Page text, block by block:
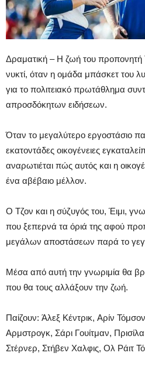
Δραματική – Η ζωή του προπονητή
νυκτί, όταν η ομάδα μπάσκετ του
για το πολιτειακό πρωτάθλημα
απροσδόκητων ειδήσεων.
Όταν το μεγαλύτερο εργοστάσιο
εκατοντάδες οικογένειες
αναρωτιέται πώς αυτός και η
ένα αβέβαιο μέλλον.
Ο Τζον και η σύζυγός του, Έιμι,
που ξεπερνά τα όριά της αφού
μεγάλων αποστάσεων παρά το
Μέσα από αυτή την γνωριμία θα
που θα τους αλλάξουν την ζωή.
Παίζουν: Άλεξ Κέντρικ, Αρίν
Αρμστρογκ, Σάρι Γουίτμαν,
Στέρνερ, Στήβεν Χαλφις, Ολ Ράιτ